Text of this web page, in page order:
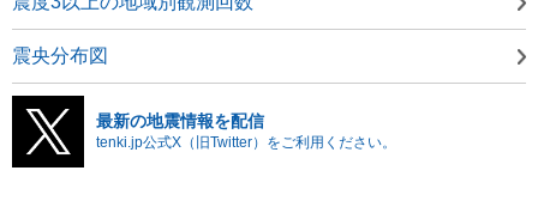
震央分布図
最新の地震情報を配信
tenki.jp公式X（旧Twitter）をご利用ください。